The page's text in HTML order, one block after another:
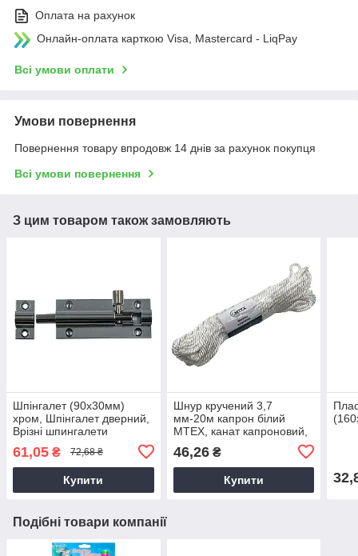
Оплата на рахунок
Онлайн-оплата карткою Visa, Mastercard - LiqPay
Всі умови оплати
Умови повернення
Повернення товару впродовж 14 днів за рахунок покупця
Всі умови повернення
З цим товаром також замовляють
Шпінгалет (90х30мм)
хром, Шпінгалет дверний,
Врізні шпингалети
61,05 ₴ 72,68 ₴
Купити
Шнур кручений 3,7
мм-20м капрон білий
MTEX, канат капроновий,
46,26₴
Купити
Подібні товари компанії